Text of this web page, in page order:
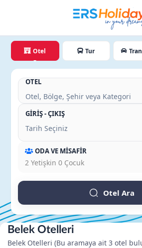
Otel Tur
OTEL
GİRİŞ - ÇIKIŞ
ODA VE MİSAFİR
2 Yetişkin 0 Çocuk
Otel Ara
Belek Otelleri
Belek Otelleri (Bu aramaya ait 3 otel